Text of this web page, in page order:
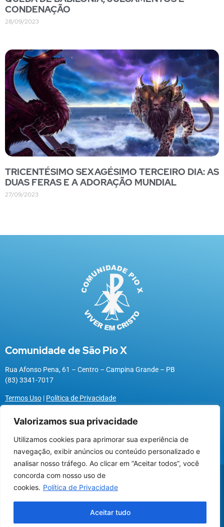
Utilizamos cookies para oferecer melhor
experiência, melhorar o desempenho, analisar
como você interage em nosso site e
personalizar conteúdo.
Valorizamos sua privacidade
Utilizamos cookies para aprimorar sua experiência de
navegação, exibir anúncios ou conteúdo personalizado e
analisar nosso tráfego. Ao clicar em “Aceitar todos”, você
concorda com nosso uso de
cookies. Política de Privacidade
Aceitar tudo
CONDENAÇÃO
28/09/2023
TRICENTÉSIMO SEXAGÉSIMO TERCEIRO DIA: AS
DUAS FERAS E A ADORAÇÃO MUNDIAL
27/09/2023
Comunidade de São Pio X
Rua Afonso Pena, 61 – Centro – Campina Grande – PB
(83) 3341-7017
Termos Uso | Política de Privacidade
@2026 Associação Carismática Católica São Pio X
Desenvolvido pelaROX
Olá, irmã(o). Em que posso lhe ajudar?